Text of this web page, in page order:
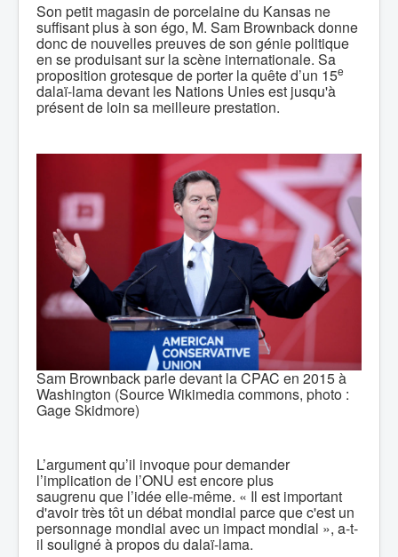
Son petit magasin de porcelaine du Kansas ne
suffisant plus à son égo, M. Sam Brownback donne
donc de nouvelles preuves de son génie politique
en se produisant sur la scène internationale. Sa
proposition grotesque de porter la quête d’un 15e
dalaï-lama devant les Nations Unies est jusqu'à
présent de loin sa meilleure prestation.
Sam Brownback parle devant la CPAC en 2015 à
Washington (Source Wikimedia commons, photo :
Gage Skidmore)
L’argument qu’il invoque pour demander
l’implication de l’ONU est encore plus
saugrenu que l’idée elle-même. « Il est important
d'avoir très tôt un débat mondial parce que c'est un
personnage mondial avec un impact mondial », a-t-
il souligné à propos du dalaï-lama.